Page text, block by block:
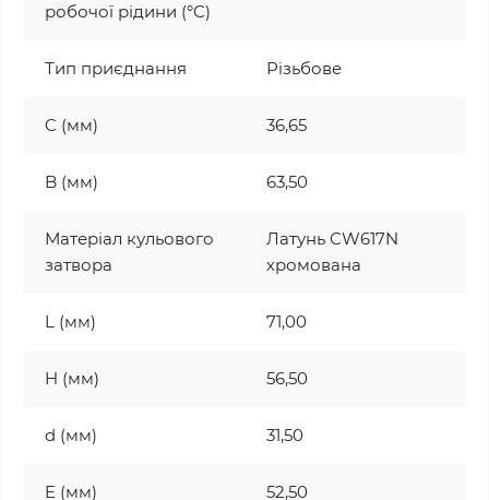
робочої рідини (°C)
Тип приєднання Різьбове
C (мм) 36,65
B (мм) 63,50
Матеріал кульового
затвора
Латунь CW617N
хромована
L (мм) 71,00
H (мм) 56,50
d (мм) 31,50
E (мм) 52,50